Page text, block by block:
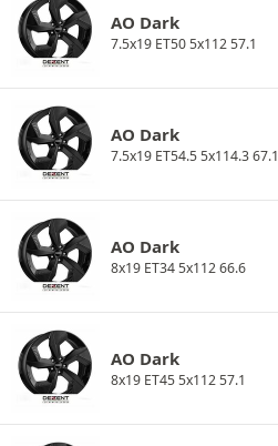
AO Dark
7.5x19 ET50 5x112 57.1
AO Dark
7.5x19 ET54.5 5x114.3 67.1
AO Dark
8x19 ET34 5x112 66.6
AO Dark
8x19 ET45 5x112 57.1